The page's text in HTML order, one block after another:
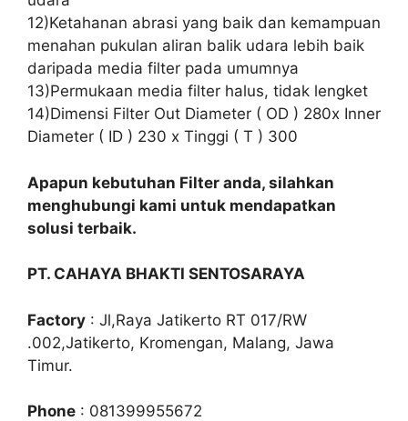
12)Ketahanan abrasi yang baik dan kemampuan
menahan pukulan aliran balik udara lebih baik
daripada media filter pada umumnya
13)Permukaan media filter halus, tidak lengket
14)Dimensi Filter Out Diameter ( OD ) 280x Inner
Diameter ( ID ) 230 x Tinggi ( T ) 300
Apapun kebutuhan Filter anda, silahkan
menghubungi kami untuk mendapatkan
solusi terbaik.
PT. CAHAYA BHAKTI SENTOSARAYA
Factory : Jl,Raya Jatikerto RT 017/RW
.002,Jatikerto, Kromengan, Malang, Jawa
Timur.
Phone : 081399955672